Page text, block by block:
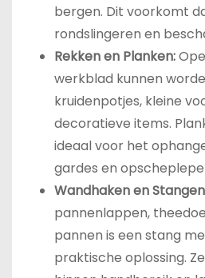
bergen. Dit voorkomt
rondslingeren en
Rekken en Planken:
werkblad kunnen
kruidenpotjes, kleine
decoratieve items.
ideaal voor het
gardes en
Wandhaken en
pannenlappen,
pannen is een stang
praktische oplossing.